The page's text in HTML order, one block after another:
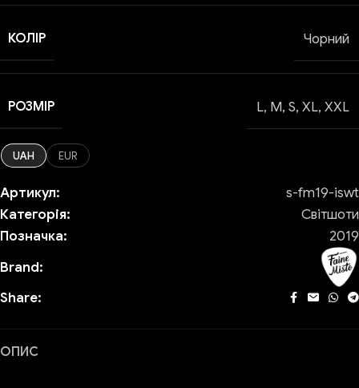
КОЛІР Чорний
РОЗМІР L, M, S, XL, XXL
UAH EUR
Артикул:
s-fm19-iswt
Категорія:
Світшоти
Позначка:
2019
Brand:
Share:
ОПИС